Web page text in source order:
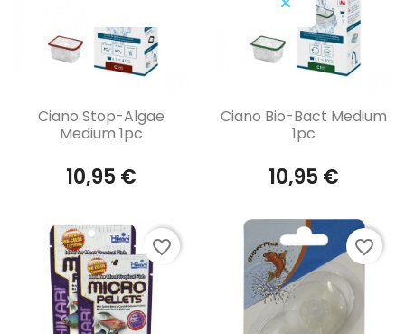
Aperçu rapide
Ciano Stop-Algae
Medium 1pc
10,95 €
 Aperçu rapide
Ciano Bio-Bact Medium
1pc
10,95 €
favorite_border favorite_border